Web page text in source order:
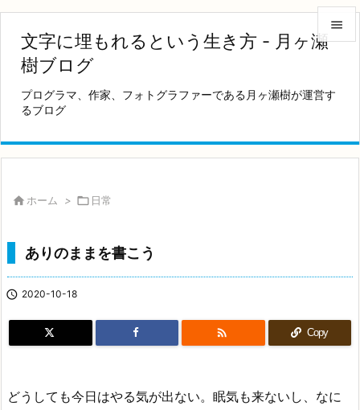
文字に埋もれるという生き方 - 月ヶ瀬
樹ブログ
プログラマ、作家、フォトグラファーである月ヶ瀬樹が運営す
るブログ



前へ
 ホーム >  日常
ありのままを書こう
 2020-10-18
 Copy
どうしても今日はやる気が出ない。眠気も来ないし、なに